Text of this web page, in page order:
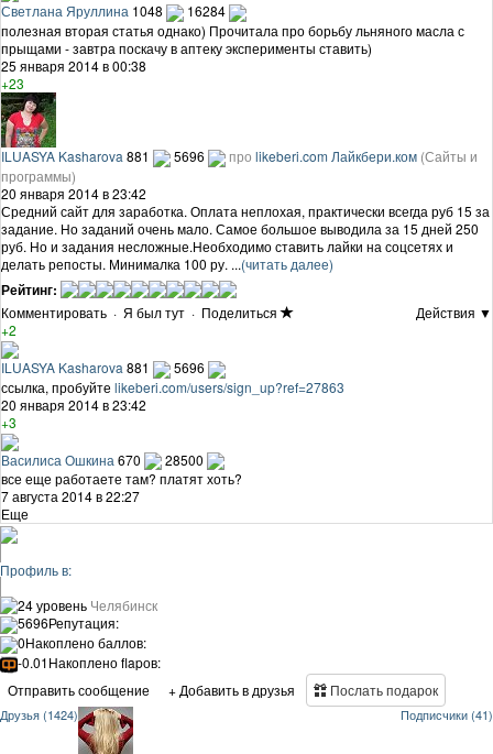
Светлана Яруллина 1048
16284
полезная вторая статья однако) Прочитала про борьбу льняного масла с
прыщами - завтра поскачу в аптеку эксперименты ставить)
25 января 2014 в 00:38
+23
ILUASYA Kasharova 881 5696 про likeberi.com Лайкбери.ком (Сайты и
программы)
20 января 2014 в 23:42
Средний сайт для заработка. Оплата неплохая, практически всегда руб 15 за
задание. Но заданий очень мало. Самое большое выводила за 15 дней 250
руб. Но и задания несложные.Необходимо ставить лайки на соцсетях и
делать репосты. Минималка 100 ру. ...(читать далее)
Рейтинг:
Комментировать · Я был тут · Поделиться
Действия ▼
+2
ILUASYA Kasharova 881
5696
ссылка, пробуйте likeberi.com/users/sign_up?ref=27863
20 января 2014 в 23:42
+3
Василиса Ошкина 670
28500
все еще работаете там? платят хоть?
7 августа 2014 в 22:27
Еще
Профиль в:
24 уровень Челябинск
5696Репутация:
0Накоплено баллов:
-0.01Накоплено flapов:
Отправить сообщение
+ Добавить в друзья Послать подарок
Друзья (1424) Подписчики (41)